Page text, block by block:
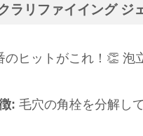
ラリファイイング ジ
のヒットがこれ！👏 泡
: 毛穴の角栓を分解し